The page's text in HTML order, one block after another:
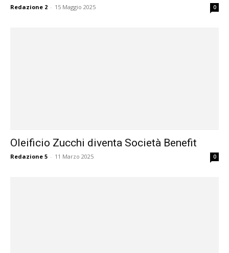
Redazione 2 - 15 Maggio 2025 0
Oleificio Zucchi diventa Società Benefit
Redazione 5 - 11 Marzo 2025 0